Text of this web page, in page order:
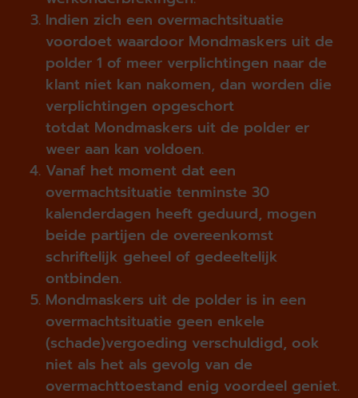
Indien zich een overmachtsituatie
voordoet waardoor Mondmaskers uit de
polder 1 of meer verplichtingen naar de
klant niet kan nakomen, dan worden die
verplichtingen opgeschort
totdat Mondmaskers uit de polder er
weer aan kan voldoen.
Vanaf het moment dat een
overmachtsituatie tenminste 30
kalenderdagen heeft geduurd, mogen
beide partijen de overeenkomst
schriftelijk geheel of gedeeltelijk
ontbinden.
Mondmaskers uit de polder is in een
overmachtsituatie geen enkele
(schade)vergoeding verschuldigd, ook
niet als het als gevolg van de
overmachttoestand enig voordeel geniet.